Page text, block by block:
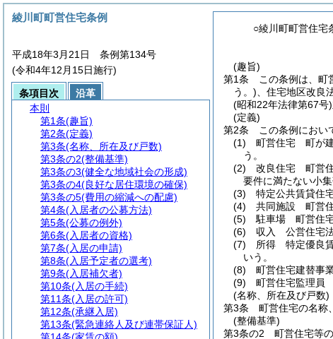
○綾川町町営住宅
(趣旨)
第1条
この条例は、町
う。) 、住宅地区改良
(昭和22年法律第67号)
(定義)
第2条
この条例におい
(1)
町営住宅 町が建
う。
(2)
改良住宅 町営住
要件に満たない小
(3)
特定公共賃貸住
(4)
共同施設 町営住
(5)
駐車場 町営住宅
(6)
収入 公営住宅
(7)
所得 特定優良
いう。
(8)
町営住宅建替事
(9)
町営住宅監理員
(名称、所在及び戸数)
第3条
町営住宅の名称
(整備基準)
第3条の2
町営住宅等
綾川町町営住宅条例
平成18年3月21日 条例第134号
(令和4年12月15日施行)
条項目次
沿革
本則
第1条(趣旨)
第2条(定義)
第3条(名称、所在及び戸数)
第3条の2(整備基準)
第3条の3(健全な地域社会の形成)
第3条の4(良好な居住環境の確保)
第3条の5(費用の縮減への配慮)
第4条(入居者の公募方法)
第5条(公募の例外)
第6条(入居者の資格)
第7条(入居の申請)
第8条(入居予定者の選考)
第9条(入居補欠者)
第10条(入居の手続)
第11条(入居の許可)
第12条(承継入居)
第13条(緊急連絡人及び連帯保証人)